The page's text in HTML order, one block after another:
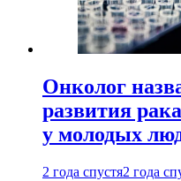
Онколог
развития
у молодых
2 года спустя2 года